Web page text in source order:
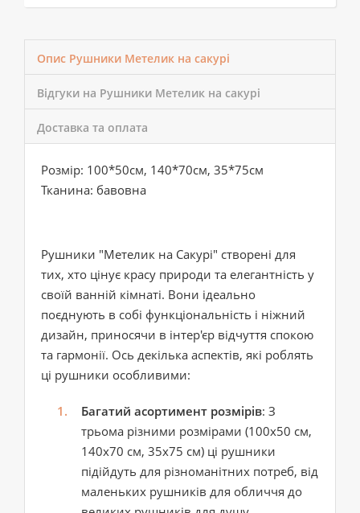
Опис Рушники Метелик на сакурі
Відгуки на Рушники Метелик на сакурі
Доставка та оплата
Розмір: 100*50см, 140*70см, 35*75см
Тканина: бавовна
Рушники "Метелик на Сакурі" створені для
тих, хто цінує красу природи та елегантність у
своїй ванній кімнаті. Вони ідеально
поєднують в собі функціональність і ніжний
дизайн, приносячи в інтер'єр відчуття спокою
та гармонії. Ось декілька аспектів, які роблять
ці рушники особливими:
Багатий асортимент розмірів: З
трьома різними розмірами (100x50 см,
140x70 см, 35x75 см) ці рушники
підійдуть для різноманітних потреб, від
маленьких рушників для обличчя до